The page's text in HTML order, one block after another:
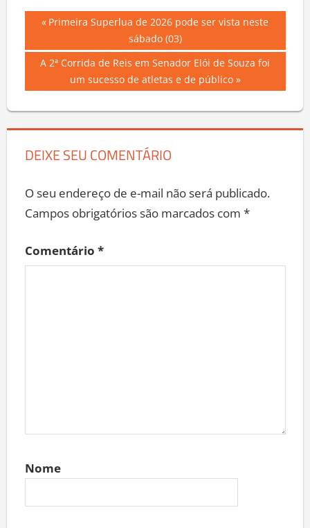
Navegação
de
Previous
Primeira Superlua de 2026 pode ser vista neste
sábado (03)
Next
A 2ª Corrida de Reis em Senador Elói de Souza foi
um sucesso de atletas e de público
DEIXE SEU COMENTÁRIO
O seu endereço de e-mail não será publicado.
Campos obrigatórios são marcados com *
Comentário *
Nome